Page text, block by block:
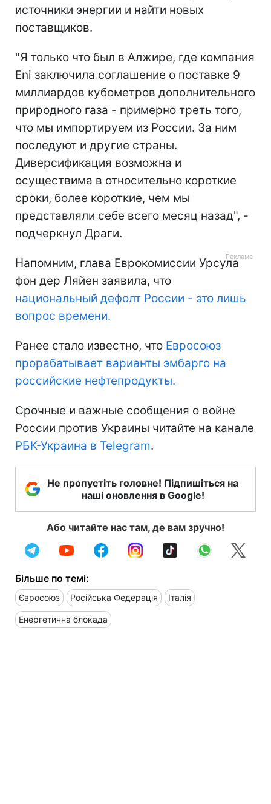
источники энергии и найти новых
поставщиков.
"Я только что был в Алжире, где компания
Eni заключила соглашение о поставке 9
миллиардов кубометров дополнительного
природного газа - примерно треть того,
что мы импортируем из России. За ним
последуют и другие страны.
Диверсификация возможна и
осуществима в относительно короткие
сроки, более короткие, чем мы
представляли себе всего месяц назад", -
подчеркнул Драги.
Напомним, глава Еврокомиссии Урсула
фон дер Ляйен заявила, что
национальный дефолт России - это лишь
вопрос времени.
Ранее стало известно, что Евросоюз
прорабатывает варианты эмбарго на
российские нефтепродукты.
Срочные и важные сообщения о войне
России против Украины читайте на канале
РБК-Украина в Telegram.
Не пропустіть головне! Підпишіться на
наші оновлення в Google!
Або читайте нас там, де вам зручно!
Більше по темі:
Євросоюз Російська Федерація Італія
Енергетична блокада